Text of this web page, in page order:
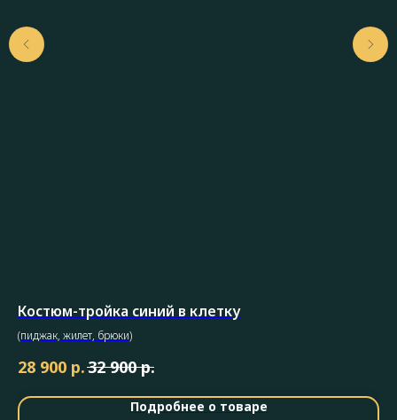
Костюм-тройка синий в клетку
(пиджак, жилет, брюки)
28 900 р.32 900 р.
Подробнее о товаре